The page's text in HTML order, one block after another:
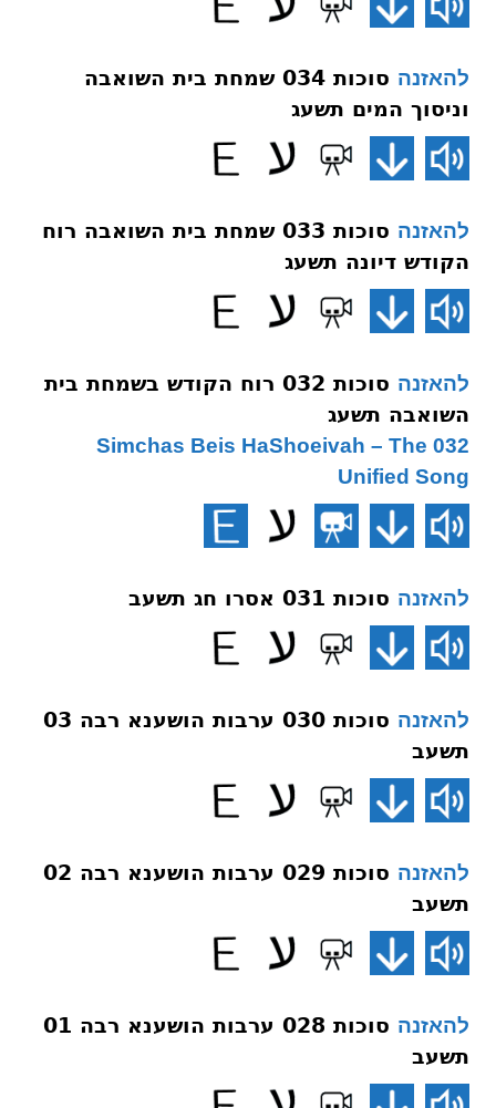
להאזנה
סוכות 034 שמחת בית השואבה
וניסוך המים תשעג
להאזנה
סוכות 033 שמחת בית השואבה רוח
הקודש דיונה תשעג
להאזנה
סוכות 032 רוח הקודש בשמחת בית
השואבה תשעג
032 Simchas Beis HaShoeivah – The
Unified Song
להאזנה סוכות 031 אסרו חג תשעב
להאזנה
סוכות 030 ערבות הושענא רבה 03
תשעב
להאזנה
סוכות 029 ערבות הושענא רבה 02
תשעב
להאזנה
סוכות 028 ערבות הושענא רבה 01
תשעב